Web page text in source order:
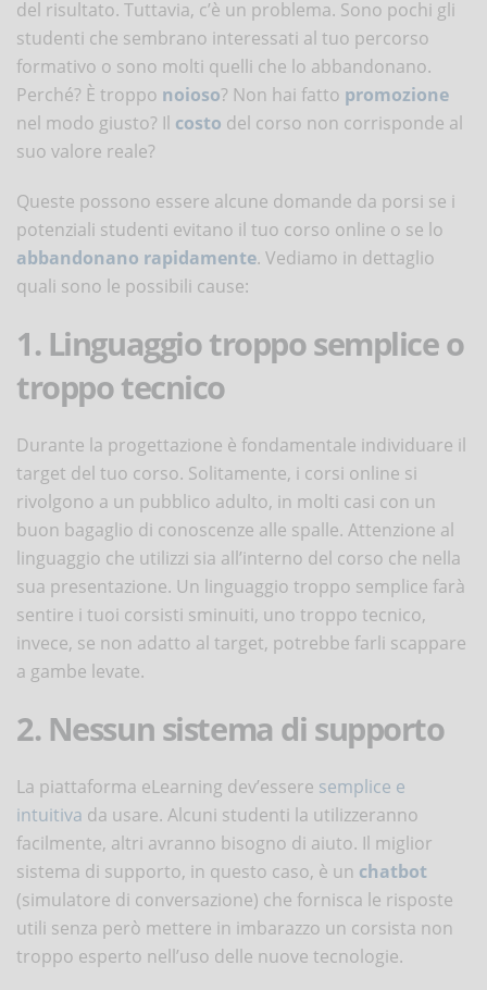
del risultato. Tuttavia, c’è un problema. Sono pochi gli
studenti che sembrano interessati al tuo percorso
formativo o sono molti quelli che lo abbandonano.
Perché? È troppo noioso? Non hai fatto promozione
nel modo giusto? Il costo del corso non corrisponde al
suo valore reale?
Queste possono essere alcune domande da porsi se i
potenziali studenti evitano il tuo corso online o se lo
abbandonano rapidamente. Vediamo in dettaglio
quali sono le possibili cause:
1. Linguaggio troppo semplice o
troppo tecnico
Durante la progettazione è fondamentale individuare il
target del tuo corso. Solitamente, i corsi online si
rivolgono a un pubblico adulto, in molti casi con un
buon bagaglio di conoscenze alle spalle. Attenzione al
linguaggio che utilizzi sia all’interno del corso che nella
sua presentazione. Un linguaggio troppo semplice farà
sentire i tuoi corsisti sminuiti, uno troppo tecnico,
invece, se non adatto al target, potrebbe farli scappare
a gambe levate.
2. Nessun sistema di supporto
La piattaforma eLearning dev’essere semplice e
intuitiva da usare. Alcuni studenti la utilizzeranno
facilmente, altri avranno bisogno di aiuto. Il miglior
sistema di supporto, in questo caso, è un chatbot
(simulatore di conversazione) che fornisca le risposte
utili senza però mettere in imbarazzo un corsista non
troppo esperto nell’uso delle nuove tecnologie.